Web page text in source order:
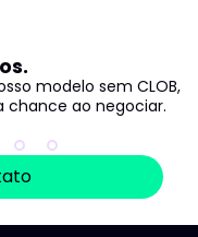
modelo sem CLOB,
ao negociar.